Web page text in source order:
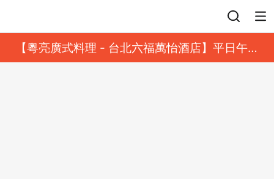
【粵亮廣式料理 - 台北六福萬怡酒店】平日午餐
8 折起｜靓港點套餐